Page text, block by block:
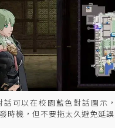
話可以在校園藍色對話圖示
時機，但不要拖太久避免延誤